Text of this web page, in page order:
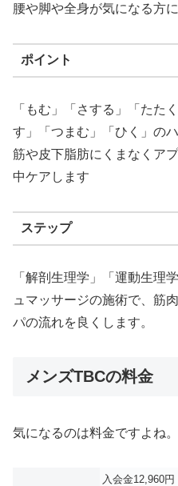
腰や脚や全身が気になる方
ポイント
「もむ」「さする」「たた
す」「つまむ」「ひく」の
筋や皮下脂肪にくまなくア
中ケアします
ステップ
「解剖生理学」「運動生理
ュマッサージの施術で、筋
パの流れを良くします。
メンズTBCの料金
気になるのは料金ですよね。
入会金12,960円